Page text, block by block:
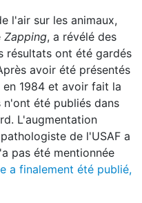
l'air sur les animaux,
Zapping, a révélé des
résultats ont été gardés
avoir été présentés
1984 et avoir fait la
été publiés dans
L'augmentation
de l'USAF a
pas été mentionnée
a finalement été publié,